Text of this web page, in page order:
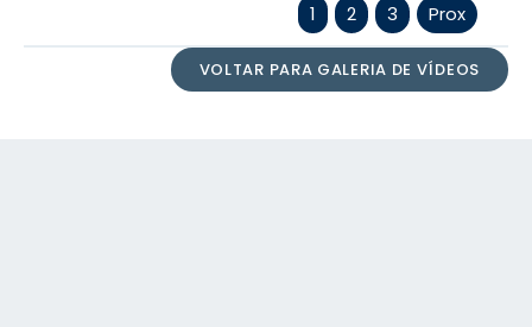
1
2 3 Prox
VOLTAR PARA GALERIA DE VÍDEOS